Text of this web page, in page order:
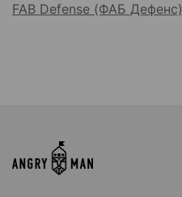
FAB Defense (ФАБ Дефенс)